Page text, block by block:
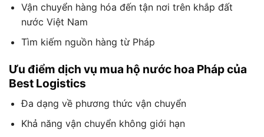
Vận chuyển hàng hóa đến tận nơi trên khắp đất
nước Việt Nam
Tìm kiếm nguồn hàng từ Pháp
Ưu điểm dịch vụ mua hộ nước hoa Pháp của
Best Logistics
Đa dạng về phương thức vận chuyển
Khả năng vận chuyển không giới hạn